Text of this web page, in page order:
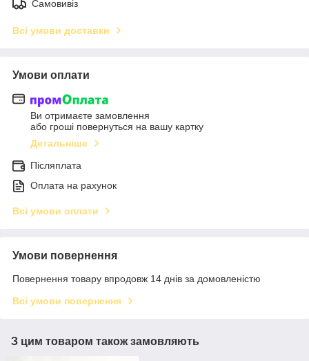
Самовивіз
Всі умови доставки
Умови оплати
Ви отримаєте замовлення
або гроші повернуться на вашу картку
Детальніше
Післяплата
Оплата на рахунок
Всі умови оплати
Умови повернення
Повернення товару впродовж 14 днів за домовленістю
Всі умови повернення
З цим товаром також замовляють